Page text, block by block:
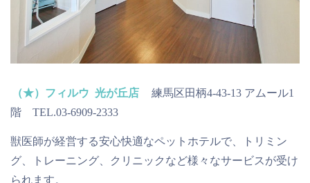
（★）フィルウ 光が丘店
練馬区田柄4-43-13 アムール1
階 TEL.03-6909-2333
獣医師が経営する安心快適なペットホテルで、トリミン
グ、トレーニング、クリニックなど様々なサービスが受け
られます。